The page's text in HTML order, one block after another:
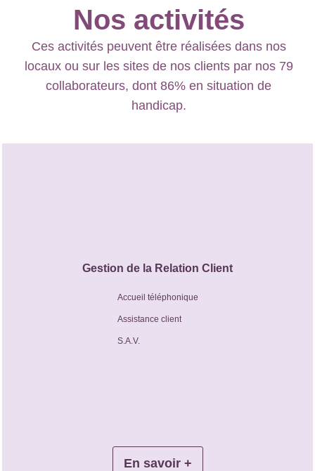
Nos activités
Ces activités peuvent être réalisées dans nos
locaux ou sur les sites de nos clients par nos 79
collaborateurs, dont 86% en situation de
handicap.
Gestion de la Relation Client
Accueil téléphonique
Assistance client
S.A.V.
En savoir +